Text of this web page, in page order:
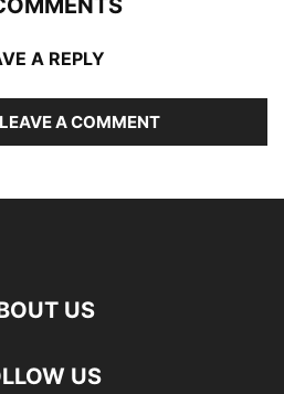
A REPLY
A COMMENT
US
US